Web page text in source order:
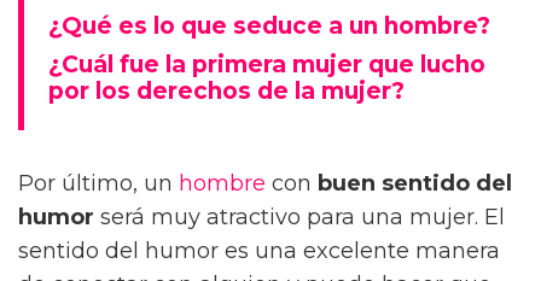
¿Qué es lo que seduce a un hombre?
¿Cuál fue la primera mujer que lucho
por los derechos de la mujer?
Por último, un hombre con buen sentido del
humor será muy atractivo para una mujer. El
sentido del humor es una excelente manera